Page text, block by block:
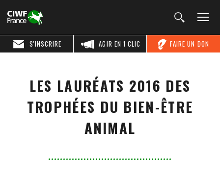
FAIRE UN DON
AGIR EN 1 CLIC
S'INSCRIRE
LES LAURÉATS 2016 DES
TROPHÉES DU BIEN-ÊTRE
ANIMAL